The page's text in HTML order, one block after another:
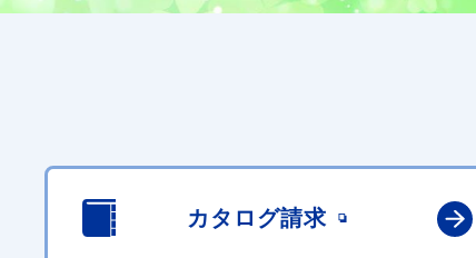
カタログ請求